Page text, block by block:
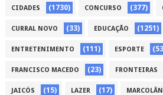
CIDADES (1730) CONCURSO (377)
CURRAL NOVO (33) EDUCAÇÃO (1251)
ENTRETENIMENTO (111) ESPORTE
FRANCISCO MACEDO (23) FRONTEIRAS
JAICÓS (15) LAZER (17)